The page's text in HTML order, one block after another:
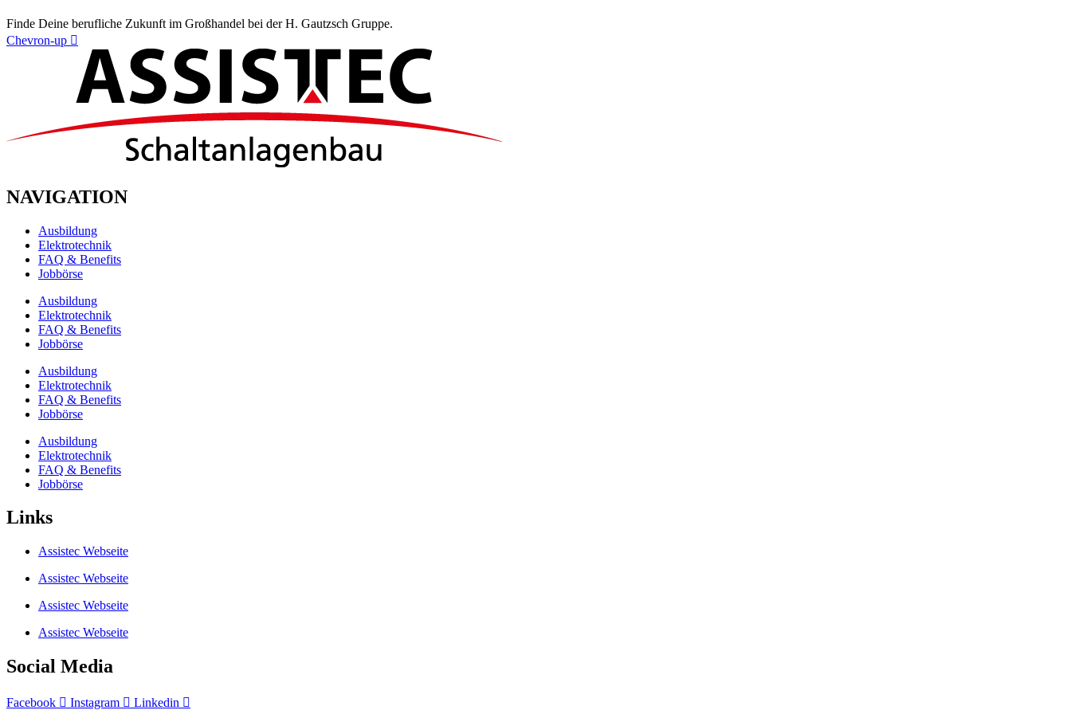
Finde Deine berufliche Zukunft im Großhandel bei der H. Gautzsch Gruppe.
Chevron-up
NAVIGATION
Ausbildung
Elektrotechnik
FAQ & Benefits
Jobbörse
Ausbildung
Elektrotechnik
FAQ & Benefits
Jobbörse
Ausbildung
Elektrotechnik
FAQ & Benefits
Jobbörse
Ausbildung
Elektrotechnik
FAQ & Benefits
Jobbörse
Links
Assistec Webseite
Assistec Webseite
Assistec Webseite
Assistec Webseite
Social Media
Facebook Instagram
Linkedin